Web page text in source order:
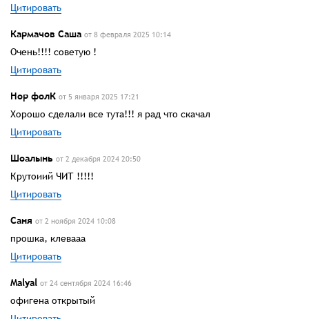
Цитировать
Кармачов Саша от 8 февраля 2025 10:14
Очень!!!! советую !
Цитировать
Нор фолК от 5 января 2025 17:21
Хорошо сделали все тута!!! я рад что скачал
Цитировать
Шоалынь от 2 декабря 2024 20:50
Крутоиий ЧИТ !!!!!
Цитировать
Саня от 2 ноября 2024 10:08
прошка, клевааа
Цитировать
Malyal от 24 сентября 2024 16:46
офигена открытый